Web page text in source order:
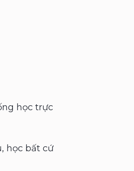
học trực
học bất cứ